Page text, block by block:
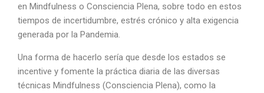
en Mindfulness o Consciencia Plena, sobre todo en estos
tiempos de incertidumbre, estrés crónico y alta exigencia
generada por la Pandemia.
Una forma de hacerlo sería que desde los estados se
incentive y fomente la práctica diaria de las diversas
técnicas Mindfulness (Consciencia Plena), como la